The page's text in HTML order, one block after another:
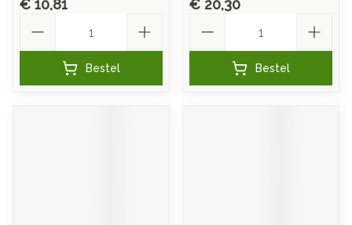
€ 10,81
Bestel
€ 20,30
Bestel